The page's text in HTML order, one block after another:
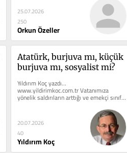
25.07.2026
250
Orkun Özeller
Atatürk, burjuva mı, küçük
burjuva mı, sosyalist mi?
Yıldırım Koç yazdı…
www.yildirimkoc.com.tr Vatanımıza
yönelik saldırıların arttığı ve emekçi sınıf
ve tabakaların hızlı bir mutlak...
20.07.2026
40
Yıldırım Koç